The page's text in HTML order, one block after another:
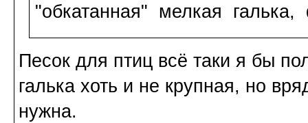
"обкатанная" мелкая
Песок для птиц всё таки я бы
галька хоть и не крупная, но
нужна.